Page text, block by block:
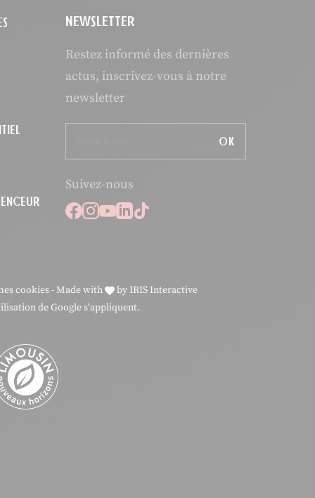
NEWSLETTER
Restez informé des dernières
actus, inscrivez-vous à notre
newsletter
OK
Suivez-nous
Suivez-nous sur Facebook
Suivez-nous sur Instagram
Suivez-nous sur Youtube
Suivez-nous sur
cookies-Made with by IRIS Interactive
de Google s'appliquent.